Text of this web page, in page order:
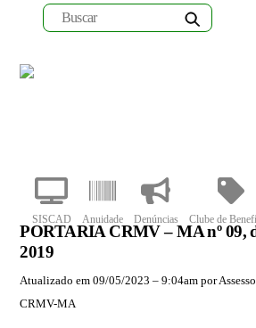
SISCAD Anuidade Denúncias Clube de
PORTARIA CRMV – MA nº 09,
2019
Atualizado em 09/05/2023 – 9:04am por
CRMV-MA